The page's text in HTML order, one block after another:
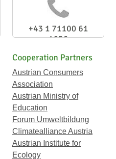
+43 1 71100 61
1656
Cooperation Partners
Austrian Consumers
Association
Austrian Ministry of
Education
Forum Umweltbildung
Climatealliance Austria
Austrian Institute for
Ecology